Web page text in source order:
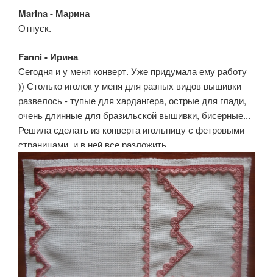
Marina - Марина
Отпуск.
Fanni - Ирина
Сегодня и у меня конверт. Уже придумала ему работу
)) Столько иголок у меня для разных видов вышивки
развелось - тупые для хардангера, острые для глади,
очень длинные для бразильской вышивки, бисерные...
Решила сделать из конверта игольницу с фетровыми
страницами, и в ней все разложить.